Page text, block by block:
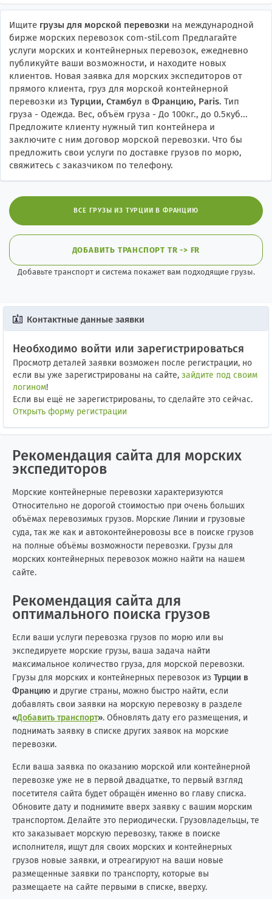
Ищите грузы для морской перевозки на международной
бирже морских перевозок com-stil.com Предлагайте
услуги морских и контейнерных перевозок, ежедневно
публикуйте ваши возможности, и находите новых
клиентов. Новая заявка для морских экспедиторов от
прямого клиента, груз для морской контейнерной
перевозки из Турции, Стамбул в Францию, Paris. Тип
груза - Одежда. Вес, объём груза - До 100кг., до 0.5куб...
Предложите клиенту нужный тип контейнера и
заключите с ним договор морской перевозки. Что бы
предложить свои услуги по доставке грузов по морю,
свяжитесь с заказчиком по телефону.
ВСЕ ГРУЗЫ ИЗ ТУРЦИИ В ФРАНЦИЮ
ДОБАВИТЬ ТРАНСПОРТ TR -> FR
Добавьте транспорт и система покажет вам подходящие грузы.
Контактные данные заявки
Необходимо войти или зарегистрироваться
Просмотр деталей заявки возможен после регистрации, но
если вы уже зарегистрированы на сайте, зайдите под своим
логином!
Если вы ещё не зарегистрированы, то сделайте это сейчас.
Открыть форму регистрации
Рекомендация сайта для морских
экспедиторов
Морские контейнерные перевозки характеризуются
Относительно не дорогой стоимостью при очень больших
объёмах перевозимых грузов. Морские Линии и грузовые
суда, так же как и автоконтейнеровозы все в поиске грузов
на полные объёмы возможности перевозки. Грузы для
морских контейнерных перевозок можно найти на нашем
сайте.
Рекомендация сайта для
оптимального поиска грузов
Если ваши услуги перевозка грузов по морю или вы
экспедируете морские грузы, ваша задача найти
максимальное количество груза, для морской перевозки.
Грузы для морских и контейнерных перевозок из Турции в
Францию и другие страны, можно быстро найти, если
добавлять свои заявки на морскую перевозку в разделе
«Добавить транспорт». Обновлять дату его размещения, и
поднимать заявку в списке других заявок на морские
перевозки.
Если ваша заявка по оказанию морской или контейнерной
перевозке уже не в первой двадцатке, то первый взгляд
посетителя сайта будет обращён именно во главу списка.
Обновите дату и поднимите вверх заявку с вашим морским
транспортом. Делайте это периодически. Грузовладельцы, те
кто заказывает морскую перевозку, также в поиске
исполнителя, ищут для своих морских и контейнерных
грузов новые заявки, и отреагируют на ваши новые
размещенные заявки по транспорту, которые вы
размещаете на сайте первыми в списке, вверху.